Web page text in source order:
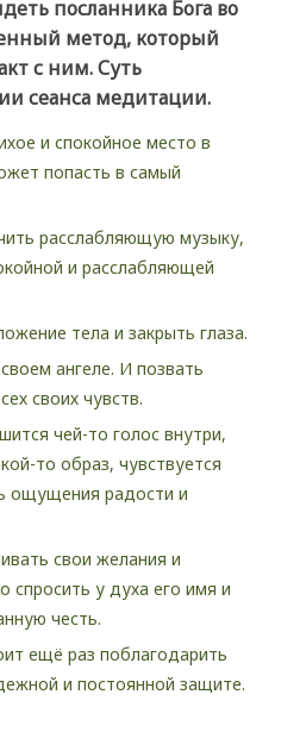
посланника Бога во
метод, который
с ним. Суть
сеанса медитации.
и спокойное место в
попасть в самый
расслабляющую музыку,
и расслабляющей
тела и закрыть глаза.
ангеле. И позвать
своих чувств.
чей-то голос внутри,
то образ, чувствуется
ощущения радости и
свои желания и
спросить у духа его имя и
честь.
ещё раз поблагодарить
и постоянной защите.